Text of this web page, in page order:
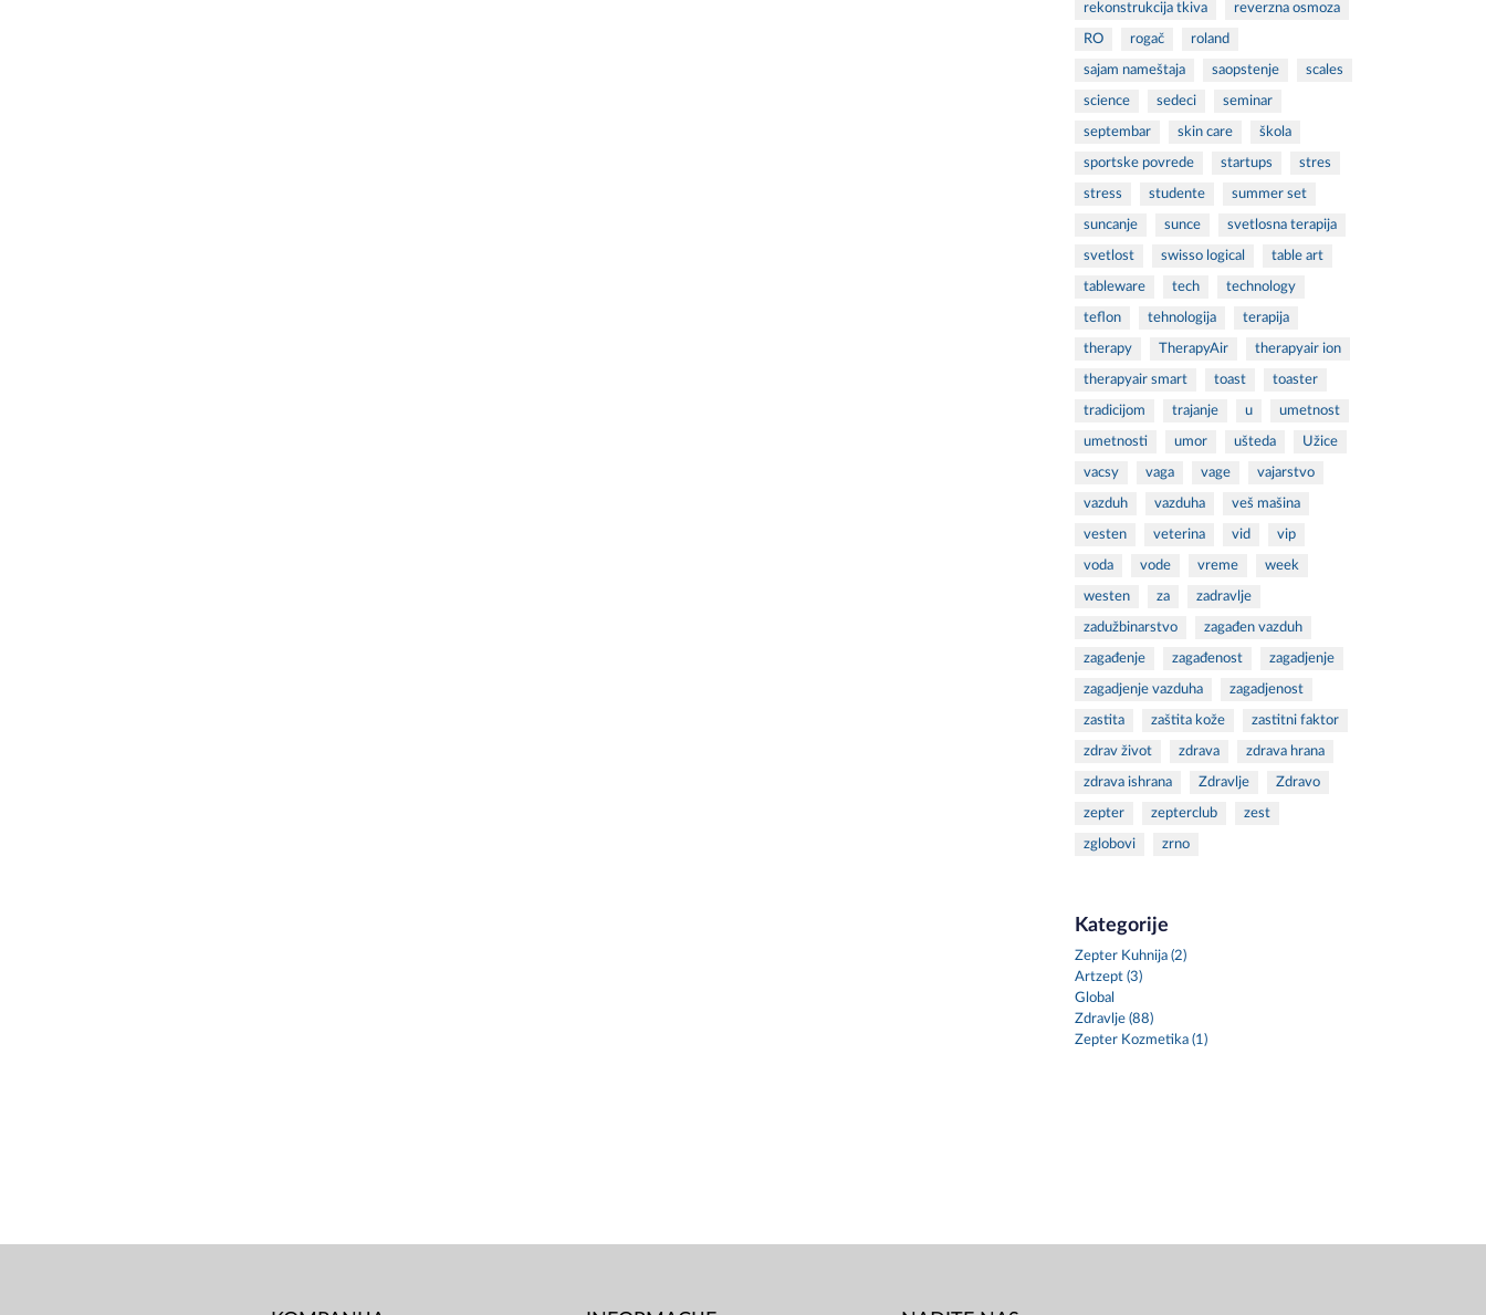
rekonstrukcija tkiva reverzna osmoza
RO rogač roland
sajam nameštaja saopstenje scales
science sedeci seminar
septembar skin care škola
sportske povrede startups stres
stress studente summer set
suncanje sunce svetlosna terapija
svetlost swisso logical table art
tableware tech technology
teflon tehnologija terapija
therapy TherapyAir therapyair ion
therapyair smart toast toaster
tradicijom trajanje u umetnost
umetnosti umor ušteda Užice
vacsy vaga vage vajarstvo
vazduh vazduha veš mašina
vesten veterina vid vip
voda vode vreme week
westen za zadravlje
zadužbinarstvo zagađen vazduh
zagađenje zagađenost zagadjenje
zagadjenje vazduha zagadjenost
zastita zaštita kože zastitni faktor
zdrav život zdrava zdrava hrana
zdrava ishrana Zdravlje Zdravo
zepter zepterclub zest
zglobovi zrno
Kategorije
Zepter Kuhnija (2)
Artzept (3)
Global
Zdravlje (88)
Zepter Kozmetika (1)